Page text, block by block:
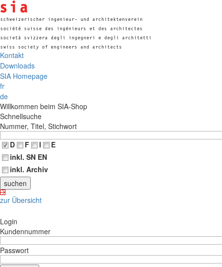
Kontakt
Downloads
SIA Homepage
fr
de
Willkommen beim SIA-Shop
Schnellsuche
Nummer, Titel, Stichwort
D
F I
E
inkl. SN EN
inkl. Archiv
zur Übersicht
Login
Kundennummer
Passwort